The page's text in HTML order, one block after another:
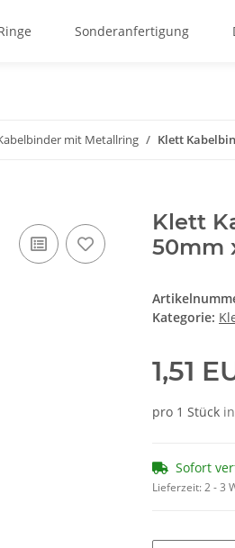
Sonderanfertigung
mit Metallring Klett
Klett
50mm
Kategorie:
1,51
pro 1 Stück
Sofort
Lieferzeit:2 - 3